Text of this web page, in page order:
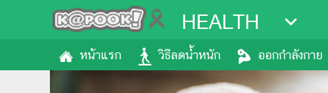
HEALTH
หน้าแรก วิธีลดน้ำหนัก ออกกำลังกาย